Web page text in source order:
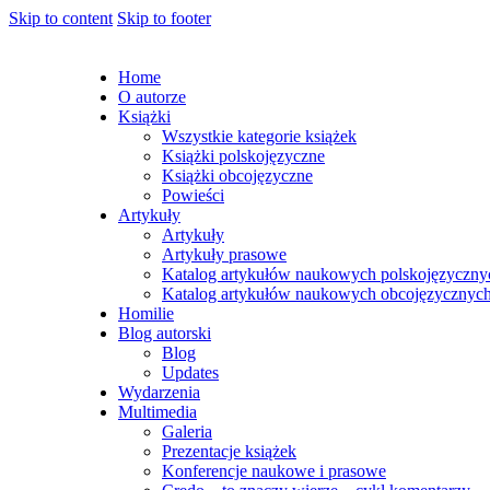
Skip to content Skip to footer
Home
O autorze
Książki
Wszystkie kategorie książek
Książki polskojęzyczne
Książki obcojęzyczne
Powieści
Artykuły
Artykuły
Artykuły prasowe
Katalog artykułów naukowych
Katalog artykułów naukowych
Homilie
Blog autorski
Blog
Updates
Wydarzenia
Multimedia
Galeria
Prezentacje książek
Konferencje naukowe i prasowe